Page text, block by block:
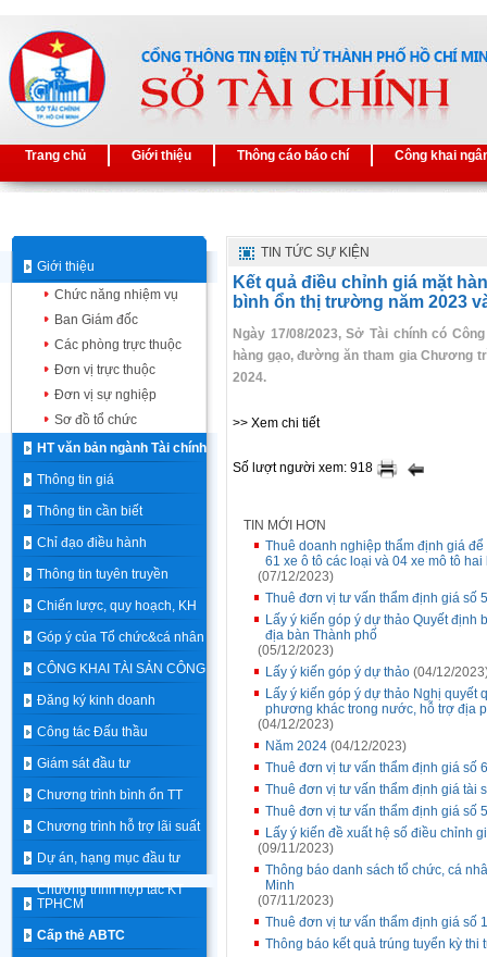
Trang chủ Giới thiệu Thông cáo báo chí Công khai
Giới thiệu
Chức năng nhiệm vụ
Ban Giám đốc
Các phòng trực thuộc
Đơn vị trực thuộc
Đơn vị sự nghiệp
Sơ đồ tổ chức
HT văn bản ngành Tài chính
Thông tin giá
Thông tin cần biết
Chỉ đạo điều hành
Thông tin tuyên truyền
Chiến lược, quy hoạch, KH
Góp ý của Tổ chức&cá nhân
CÔNG KHAI TÀI SẢN CÔNG
Đăng ký kinh doanh
Công tác Đấu thầu
Giám sát đầu tư
Chương trình bình ổn TT
Chương trình hỗ trợ lãi suất
Dự án, hạng mục đầu tư
Chương trình hợp tác KT
TPHCM
Cấp thẻ ABTC
TIN TỨC SỰ KIỆN
Kết quả điều chỉnh giá mặt
bình ổn thị trường năm 2023
Ngày 17/08/2023, Sở Tài chính có
hàng gạo, đường ăn tham gia Chương
2024.
>> Xem chi tiết
Số lượt người xem: 918
TIN MỚI HƠN
Thuê doanh nghiệp thẩm định giá
61 xe ô tô các loại và 04 xe mô tô
(07/12/2023)
Thuê đơn vị tư vấn thẩm định giá số
Lấy ý kiến góp ý dự thảo Quyết định
địa bàn Thành phố
(05/12/2023)
Lấy ý kiến góp ý dự thảo (04/12/
Lấy ý kiến góp ý dự thảo Nghị quyết
phương khác trong nước, hỗ trợ địa
(04/12/2023)
Năm 2024 (04/12/2023)
Thuê đơn vị tư vấn thẩm định giá số
Thuê đơn vị tư vấn thẩm định giá tài
Thuê đơn vị tư vấn thẩm định giá số
Lấy ý kiến đề xuất hệ số điều chỉnh
(09/11/2023)
Thông báo danh sách tổ chức, cá
Minh
(07/11/2023)
Thuê đơn vị tư vấn thẩm định giá số
Thông báo kết quả trúng tuyển kỳ thi